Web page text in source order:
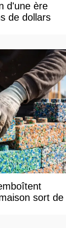
d'une ère
de dollars
sort de